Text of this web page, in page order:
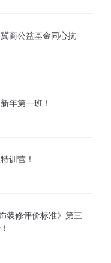
商公益基金同心抗
年第一班！
训营！
装修评价标准》第三